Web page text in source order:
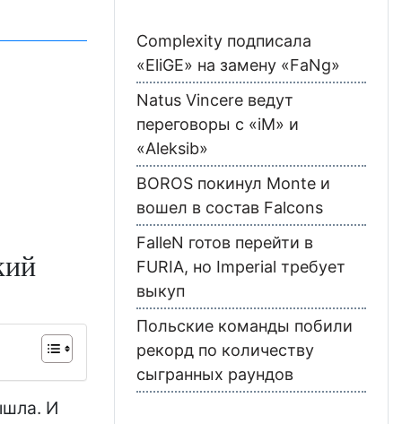
И
Complexity подписала
«EliGE» на замену «FaNg»
Natus Vincere ведут
переговоры с «iM» и
«Aleksib»
BOROS покинул Monte и
вошел в состав Falcons
FalleN готов перейти в
FURIA, но Imperial требует
выкуп
Польские команды побили
рекорд по количеству
сыгранных раундов